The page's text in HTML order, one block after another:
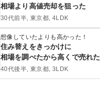
相場より高値売却を狙った
30代前半, 東京都, 4LDK
想像していたよりも高かった！
住み替えをきっかけに
相場を調べたから高くで売れた
40代後半, 東京都, 3LDK